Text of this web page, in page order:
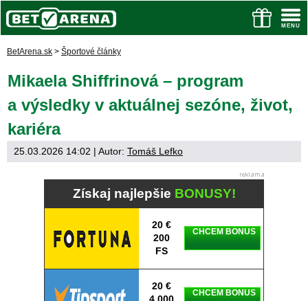
BetArena.sk > Športové články
Mikaela Shiffrinová – program
a výsledky v aktuálnej sezóne, život,
kariéra
25.03.2026 14:02 | Autor: Tomáš Lefko
Získaj najlepšie BONUSY!
20 €
200
FS
CHCEM BONUS
20 €
CHCEM BONUS